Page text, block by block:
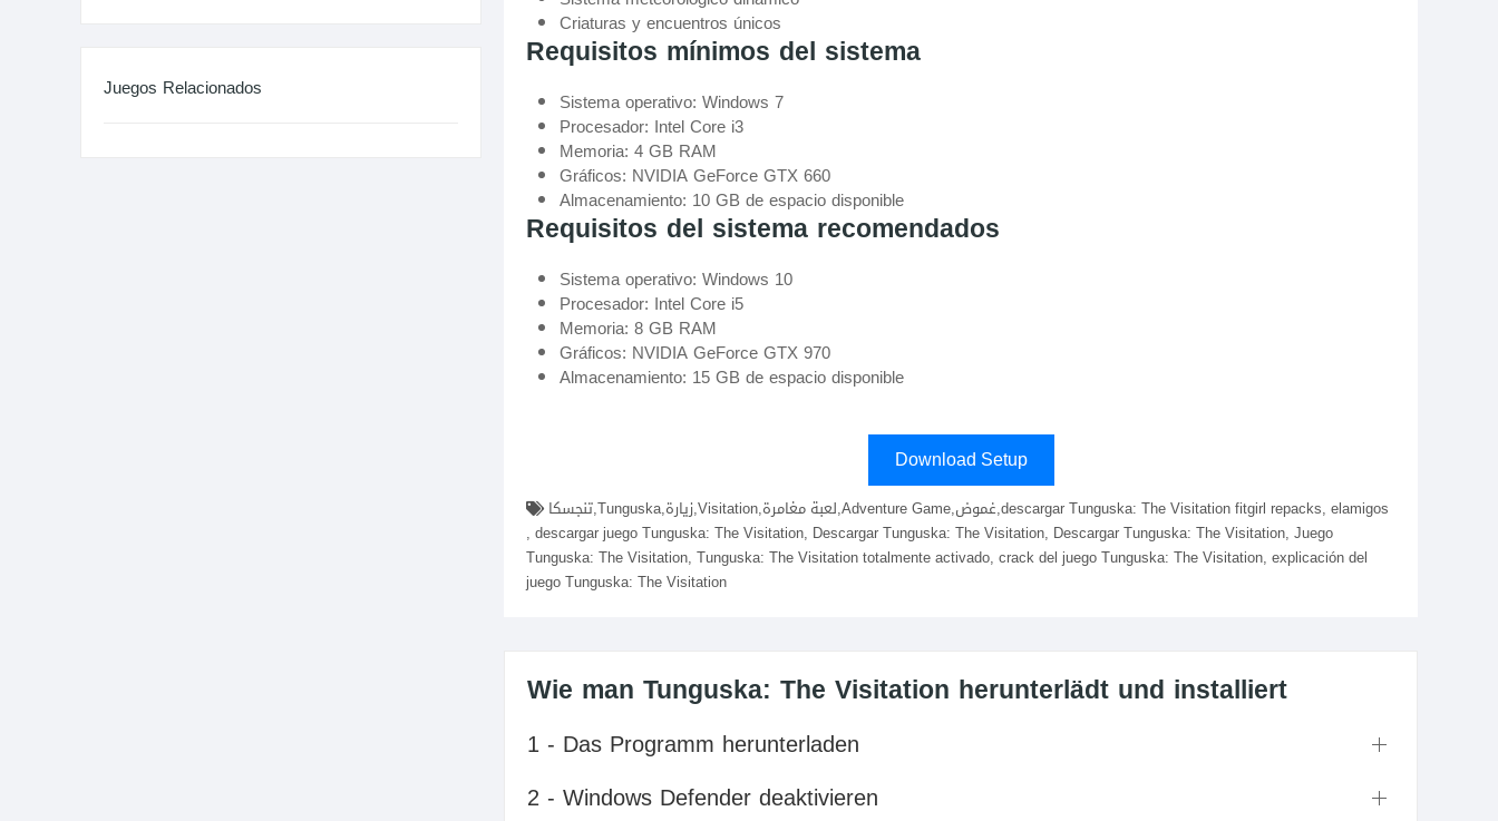
Criaturas y encuentros únicos
Requisitos mínimos del sistema
Sistema operativo: Windows 7
Procesador: Intel Core i3
Memoria: 4 GB RAM
Gráficos: NVIDIA GeForce GTX 660
Almacenamiento: 10 GB de espacio disponible
Requisitos del sistema recomendados
Sistema operativo: Windows 10
Procesador: Intel Core i5
Memoria: 8 GB RAM
Gráficos: NVIDIA GeForce GTX 970
Almacenamiento: 15 GB de espacio disponible
Download Setup
, descargar juego Tunguska: The Visitation, Descargar Tunguska: The Visitation, Descargar Tunguska: The Visitation, Juego
Tunguska: The Visitation, Tunguska: The Visitation totalmente activado, crack del juego Tunguska: The Visitation, explicación del
juego Tunguska: The Visitation
Wie man Tunguska: The Visitation herunterlädt und installiert
1 - Das Programm herunterladen
2 - Windows Defender deaktivieren
Juegos Relacionados